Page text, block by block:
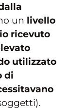
un livello
ricevuto
utilizzato
di